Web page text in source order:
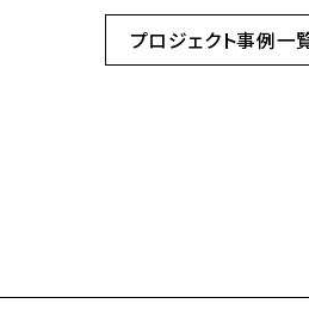
プロジェクト事例一